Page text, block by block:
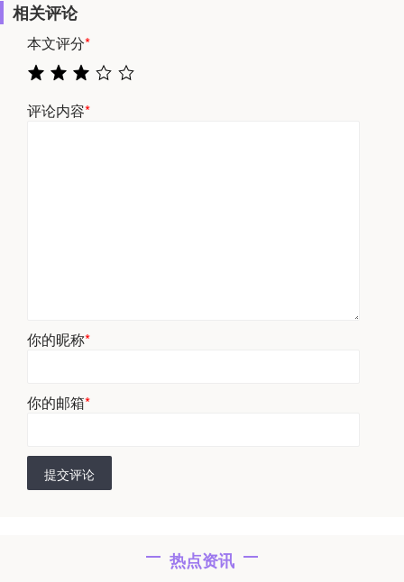
相关评论
本文评分*
评论内容*
你的昵称*
你的邮箱*
提交评论
热点资讯